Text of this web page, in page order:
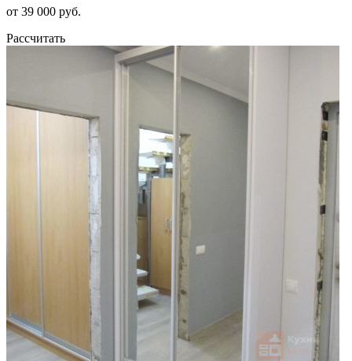
от 39 000 руб.
Рассчитать